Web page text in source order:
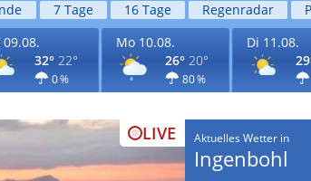
7 Tage 16 Tage Regenradar
09.08.
32° 22°
0 %
Mo 10.08.
26° 20°
80 %
Di 11.08.
LIVE Aktuelles Wetter in
Ingenbohl